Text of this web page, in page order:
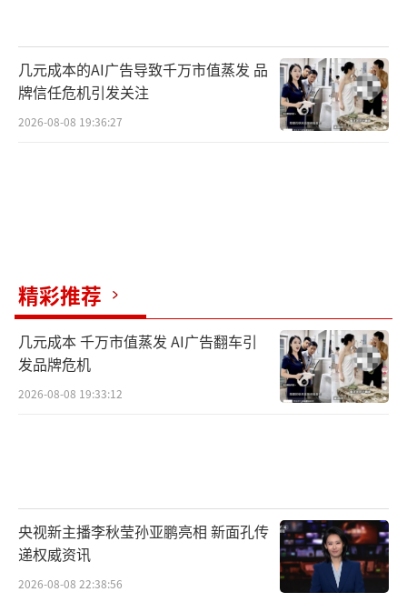
几元成本的AI广告导致千万市值蒸发 品
牌信任危机引发关注
2026-08-08 19:36:27
精彩推荐
几元成本 千万市值蒸发 AI广告翻车引
发品牌危机
2026-08-08 19:33:12
央视新主播李秋莹孙亚鹏亮相 新面孔传
递权威资讯
2026-08-08 22:38:56